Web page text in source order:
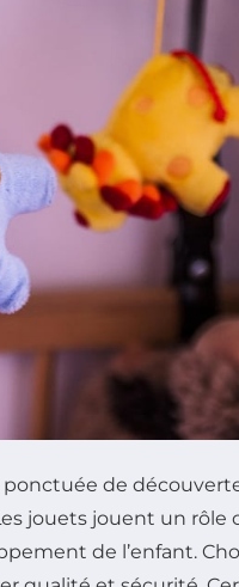
ponctuée de
jouets jouent un rôle
de l’enfant.